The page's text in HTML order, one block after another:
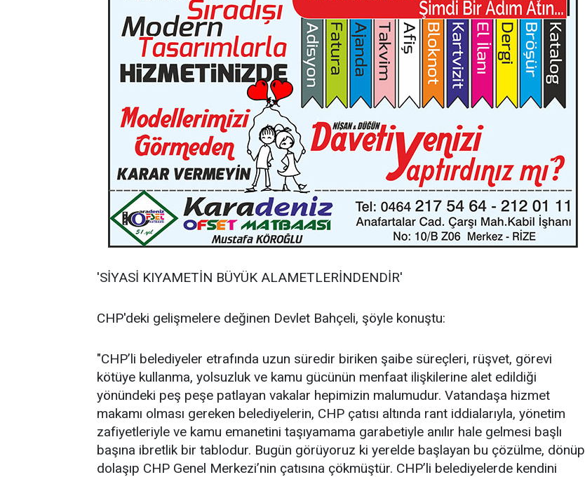
'SİYASİ KIYAMETİN BÜYÜK ALAMETLERİNDENDİR'
CHP'deki gelişmelere değinen Devlet Bahçeli, şöyle konuştu:
"CHP’li belediyeler etrafında uzun süredir biriken şaibe süreçleri, rüşvet, görevi
kötüye kullanma, yolsuzluk ve kamu gücünün menfaat ilişkilerine alet edildiği
yönündeki peş peşe patlayan vakalar hepimizin malumudur. Vatandaşa hizmet
makamı olması gereken belediyelerin, CHP çatısı altında rant iddialarıyla, yönetim
zafiyetleriyle ve kamu emanetini taşıyamama garabetiyle anılır hale gelmesi başlı
başına ibretlik bir tablodur. Bugün görüyoruz ki yerelde başlayan bu çözülme, dönüp
dolaşıp CHP Genel Merkezi’nin çatısına çökmüştür. CHP’li belediyelerde kendini